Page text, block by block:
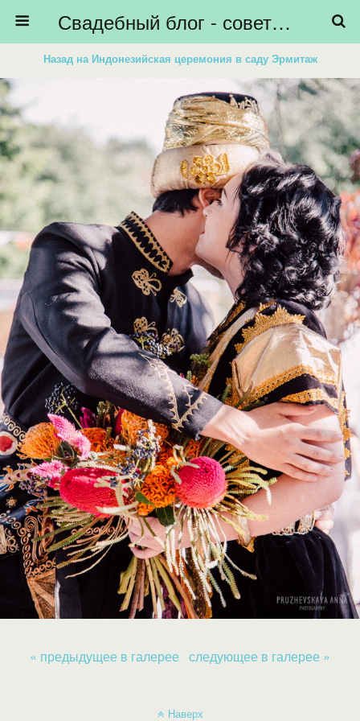
Свадебный блог - советы невестам, подготовка к свадьбе - HiBride
Назад на Индонезийская церемония в саду Эрмитаж
« предыдущее в галерее следующее в галерее »
Наверх